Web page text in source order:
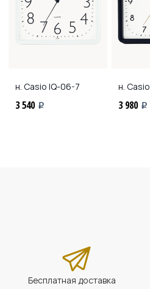
н. Casio IQ-06-7
3 540 i
н. Casio
3 980 i
Бесплатная доставка